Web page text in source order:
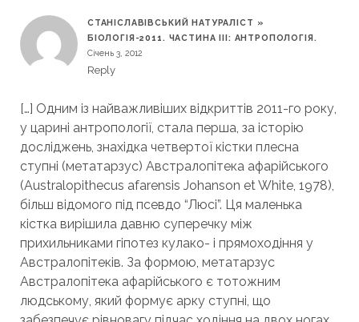
СТАНІСЛАВІВСЬКИЙ НАТУРАЛІСТ »
БІОЛОГІЯ-2011. ЧАСТИНА ІІІ: АНТРОПОЛОГІЯ.
Січень 3, 2012
Reply
[…] Одним із найважливіших відкриттів 2011-го року,
у царині антропології, стала перша, за історію
досліджень, знахідка четвертої кістки плесна
ступні (метатарзус) Австралопітека афарійського
(Australopithecus afarensis Johanson et White, 1978),
більш відомого під псевдо “Люсі”. Ця маленька
кістка вирішила давню суперечку між
прихильниками гіпотез кулако- і прямоходіння у
Австралопітеків. За формою, метатарзус
Австралопітека афарійського є тотожним
людському, який формує арку ступні, що